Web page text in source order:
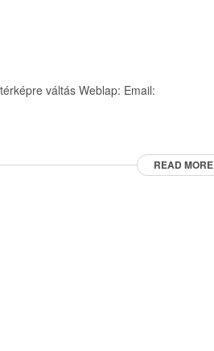
váltás Weblap: Email:
READ MORE